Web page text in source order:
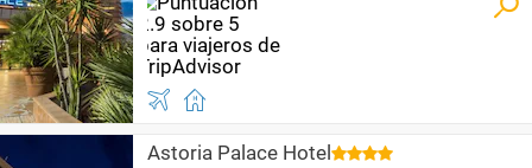
Astoria Palace Hotel